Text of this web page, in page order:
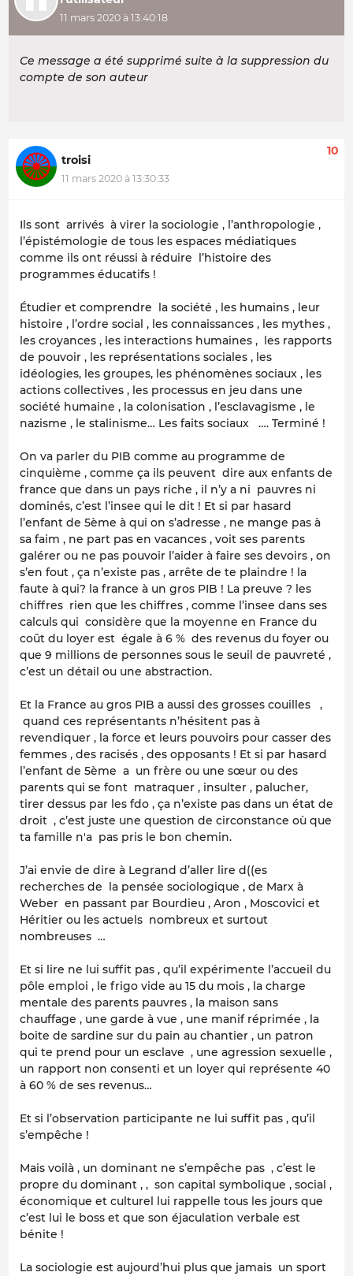
11 mars 2020 à 13:40:18
Ce message a été supprimé suite à la suppression du
compte de son auteur
troisi
11 mars 2020 à 13:30:33
10
Ils sont arrivés à virer la sociologie , l’anthropologie ,
l’épistémologie de tous les espaces médiatiques
comme ils ont réussi à réduire l’histoire des
programmes éducatifs !
Étudier et comprendre la société , les humains , leur
histoire , l’ordre social , les connaissances , les mythes ,
les croyances , les interactions humaines , les rapports
de pouvoir , les représentations sociales , les
idéologies, les groupes, les phénomènes sociaux , les
actions collectives , les processus en jeu dans une
société humaine , la colonisation , l’esclavagisme , le
nazisme , le stalinisme… Les faits sociaux …. Terminé !
On va parler du PIB comme au programme de
cinquième , comme ça ils peuvent dire aux enfants de
france que dans un pays riche , il n’y a ni pauvres ni
dominés, c’est l’insee qui le dit ! Et si par hasard
l’enfant de 5ème à qui on s’adresse , ne mange pas à
sa faim , ne part pas en vacances , voit ses parents
galérer ou ne pas pouvoir l’aider à faire ses devoirs , on
s’en fout , ça n’existe pas , arrête de te plaindre ! la
faute à qui? la france à un gros PIB ! La preuve ? les
chiffres rien que les chiffres , comme l’insee dans ses
calculs qui considère que la moyenne en France du
coût du loyer est égale à 6 % des revenus du foyer ou
que 9 millions de personnes sous le seuil de pauvreté ,
c’est un détail ou une abstraction.
Et la France au gros PIB a aussi des grosses couilles ,
quand ces représentants n’hésitent pas à
revendiquer , la force et leurs pouvoirs pour casser des
femmes , des racisés , des opposants ! Et si par hasard
l’enfant de 5ème a un frère ou une sœur ou des
parents qui se font matraquer , insulter , palucher,
tirer dessus par les fdo , ça n’existe pas dans un état de
droit , c’est juste une question de circonstance où que
ta famille n'a pas pris le bon chemin.
J’ai envie de dire à Legrand d’aller lire d((es
recherches de la pensée sociologique , de Marx à
Weber en passant par Bourdieu , Aron , Moscovici et
Héritier ou les actuels nombreux et surtout
nombreuses …
Et si lire ne lui suffit pas , qu’il expérimente l’accueil du
pôle emploi , le frigo vide au 15 du mois , la charge
mentale des parents pauvres , la maison sans
chauffage , une garde à vue , une manif réprimée , la
boite de sardine sur du pain au chantier , un patron
qui te prend pour un esclave , une agression sexuelle ,
un rapport non consenti et un loyer qui représente 40
à 60 % de ses revenus…
Et si l’observation participante ne lui suffit pas , qu’il
s’empêche !
Mais voilà , un dominant ne s’empêche pas , c’est le
propre du dominant , , son capital symbolique , social ,
économique et culturel lui rappelle tous les jours que
c’est lui le boss et que son éjaculation verbale est
bénite !
La sociologie est aujourd’hui plus que jamais un sport